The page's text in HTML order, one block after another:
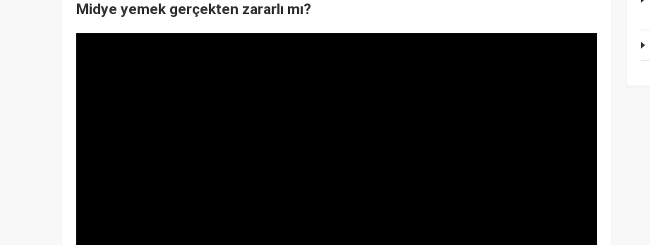
Midye yemek gerçekten zararlı mı?